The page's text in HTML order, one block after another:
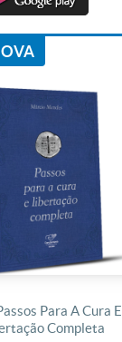
Para A Cura E
Completa